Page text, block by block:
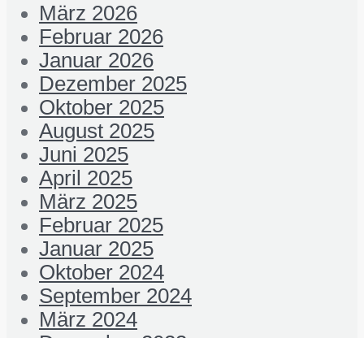
März 2026
Februar 2026
Januar 2026
Dezember 2025
Oktober 2025
August 2025
Juni 2025
April 2025
März 2025
Februar 2025
Januar 2025
Oktober 2024
September 2024
März 2024